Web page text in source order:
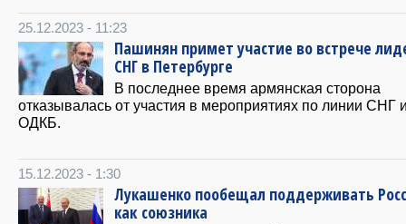
25.12.2023 - 11:23
Пашинян примет участие во встрече
СНГ в Петербурге
В последнее время армянская сторона
отказывалась от участия в мероприятиях по линии СНГ
ОДКБ.
15.12.2023 - 1:30
Лукашенко пообещал поддерживать
как союзника